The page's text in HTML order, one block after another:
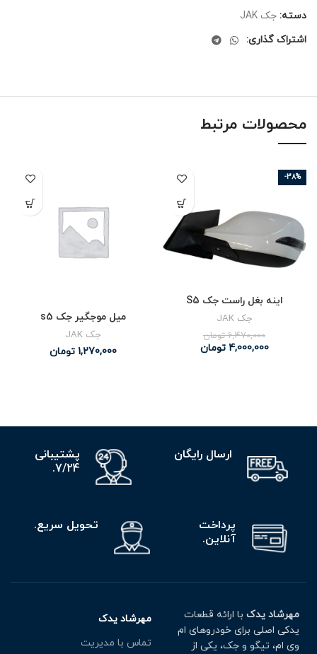
دسته: جک JAK
اشتراک گذاری:
محصولات مرتبط
-38%
اینه بغل راست جک S5
جک JAK
6,470,000 تومان
4,000,000 تومان
میل موجگیر جک s5
جک JAK
1,270,000 تومان
ارسال رایگان
پشتیبانی
7/24.
پرداخت
آنلاین.
تحویل سریع.
مهرشاد یدک با ارائه قطعات
یدکی اصلی برای خودروهای ام
وی ام، تیگو و جک، یکی از
مهرشاد یدک
تماس با مدیریت